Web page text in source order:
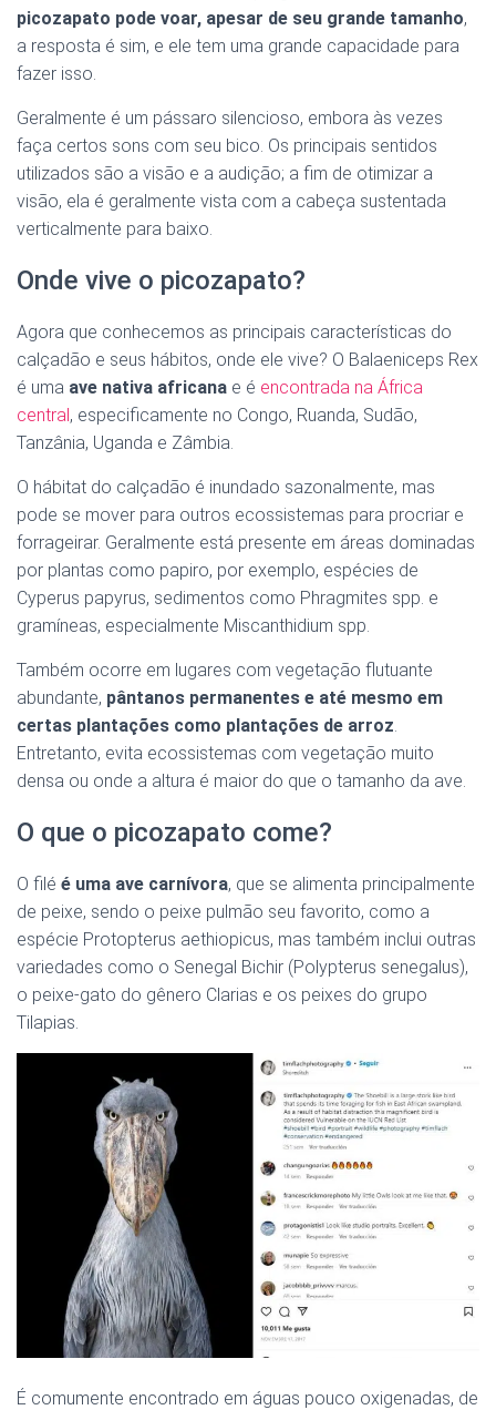
picozapato pode voar, apesar de seu grande tamanho,
a resposta é sim, e ele tem uma grande capacidade para
fazer isso.
Geralmente é um pássaro silencioso, embora às vezes
faça certos sons com seu bico. Os principais sentidos
utilizados são a visão e a audição; a fim de otimizar a
visão, ela é geralmente vista com a cabeça sustentada
verticalmente para baixo.
Onde vive o picozapato?
Agora que conhecemos as principais características do
calçadão e seus hábitos, onde ele vive? O Balaeniceps Rex
é uma ave nativa africana e é encontrada na África
central, especificamente no Congo, Ruanda, Sudão,
Tanzânia, Uganda e Zâmbia.
O hábitat do calçadão é inundado sazonalmente, mas
pode se mover para outros ecossistemas para procriar e
forrageirar. Geralmente está presente em áreas dominadas
por plantas como papiro, por exemplo, espécies de
Cyperus papyrus, sedimentos como Phragmites spp. e
gramíneas, especialmente Miscanthidium spp.
Também ocorre em lugares com vegetação flutuante
abundante, pântanos permanentes e até mesmo em
certas plantações como plantações de arroz.
Entretanto, evita ecossistemas com vegetação muito
densa ou onde a altura é maior do que o tamanho da ave.
O que o picozapato come?
O filé é uma ave carnívora, que se alimenta principalmente
de peixe, sendo o peixe pulmão seu favorito, como a
espécie Protopterus aethiopicus, mas também inclui outras
variedades como o Senegal Bichir (Polypterus senegalus),
o peixe-gato do gênero Clarias e os peixes do grupo
Tilapias.
É comumente encontrado em águas pouco oxigenadas, de